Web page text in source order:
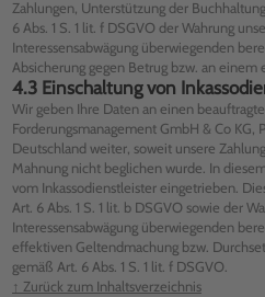
Zahlungen, Unterstützung der
6 Abs. 1 S. 1 lit. f DSGVO der Wahrung
Interessensabwägung überwiegenden
Absicherung gegen Betrug bzw. an
4.3 Einschaltung von
Wir geben Ihre Daten an einen
Forderungsmanagement GmbH & Co KG,
Deutschland weiter, soweit unsere
Mahnung nicht beglichen wurde. In
vom Inkassodienstleister eingetrieben.
Art. 6 Abs. 1 S. 1 lit. b DSGVO sowie der
Interessensabwägung überwiegenden
effektiven Geltendmachung bzw.
gemäß Art. 6 Abs. 1 S. 1 lit. f DSGVO.
↑ Zurück zum Inhaltsverzeichnis